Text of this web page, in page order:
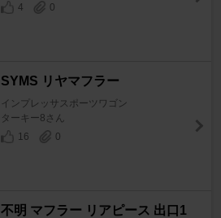
4
0
SYMS リヤマフラー
インプレッサスポーツワゴン
ターキー8さん
16
0
不明 マフラー リアピース 出口1